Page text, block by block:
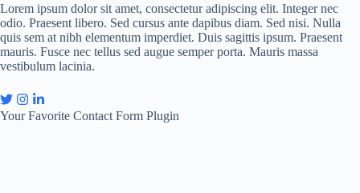
Lorem ipsum dolor sit amet, consectetur adipiscing elit. Integer nec
odio. Praesent libero. Sed cursus ante dapibus diam. Sed nisi. Nulla
quis sem at nibh elementum imperdiet. Duis sagittis ipsum. Praesent
mauris. Fusce nec tellus sed augue semper porta. Mauris massa
vestibulum lacinia.
Your Favorite Contact Form Plugin